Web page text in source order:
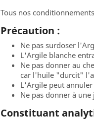
Tous nos
Précaution :
Ne pas surdoser
L'Argile blanche
Ne pas donner au
car l'huile "durcit"
L'Argile peut
Ne pas donner à
Constituant